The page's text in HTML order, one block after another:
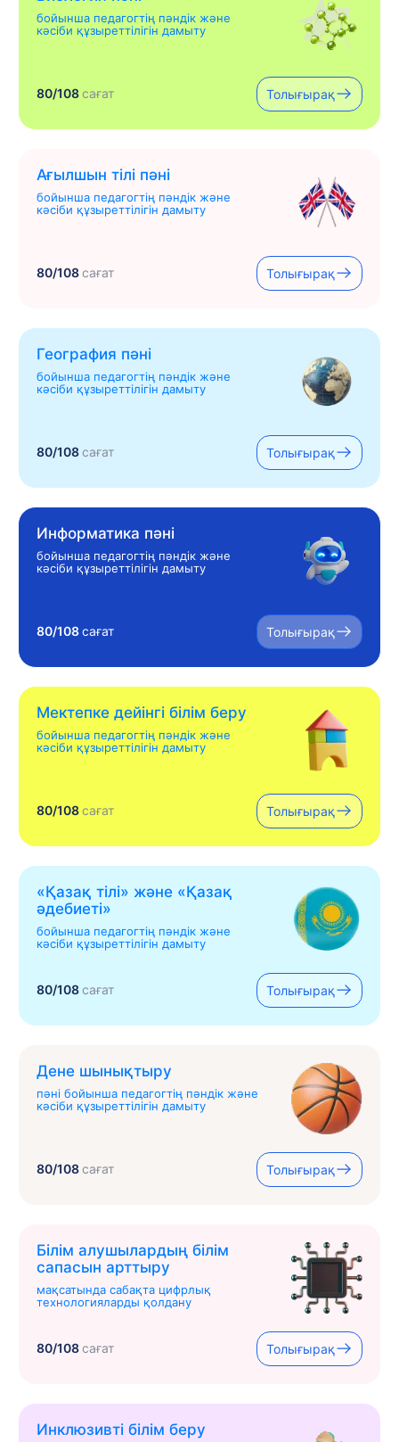
бойынша педагогтің пәндік және
кәсіби құзыреттілігін дамыту
80/108сағат Толығырақ
Ағылшын тілі пәні
бойынша педагогтің пәндік және
кәсіби құзыреттілігін дамыту
80/108сағат Толығырақ
География пәні
бойынша педагогтің пәндік және
кәсіби құзыреттілігін дамыту
80/108сағат Толығырақ
Информатика пәні
бойынша педагогтің пәндік және
кәсіби құзыреттілігін дамыту
80/108сағат Толығырақ
Мектепке дейінгі білім беру
бойынша педагогтің пәндік және
кәсіби құзыреттілігін дамыту
80/108сағат Толығырақ
«Қазақ тілі» жəне «Қазақ
əдебиеті»
бойынша педагогтің пәндік және
кәсіби құзыреттілігін дамыту
80/108сағат Толығырақ
Дене шынықтыру
пәні бойынша педагогтің пәндік және
кәсіби құзыреттілігін дамыту
80/108сағат Толығырақ
Білім алушылардың білім
сапасын арттыру
мақсатында сабақта цифрлық
технологияларды қолдану
80/108сағат Толығырақ
Инклюзивті білім беру